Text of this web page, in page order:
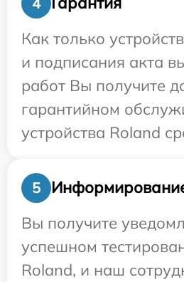
Как только
и подписания акта
работ Вы получите
гарантийном
устройства Roland
5
Вы получите
успешном
Roland, и наш